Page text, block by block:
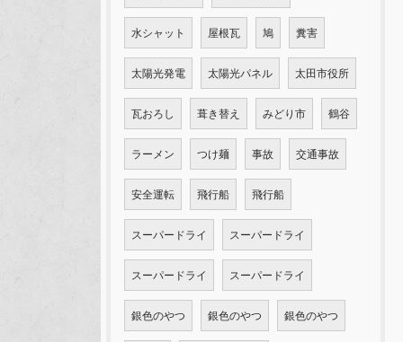
水シャット 屋根瓦 鳩 糞害
太陽光発電 太陽光パネル 太田市役所
瓦おろし 葺き替え みどり市 鶴谷
ラーメン つけ麺 事故 交通事故
安全運転 飛行船 飛行船
スーパードライ スーパードライ
スーパードライ スーパードライ
銀色のやつ 銀色のやつ 銀色のやつ